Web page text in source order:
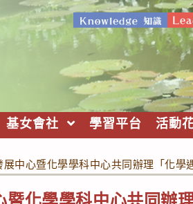
基女會社 學習平台 活動
中心暨化學學科中心共同辦理「化學
化學學科中心共同辦